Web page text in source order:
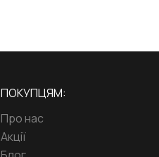
ПОКУПЦЯМ:
Про нас
Акції